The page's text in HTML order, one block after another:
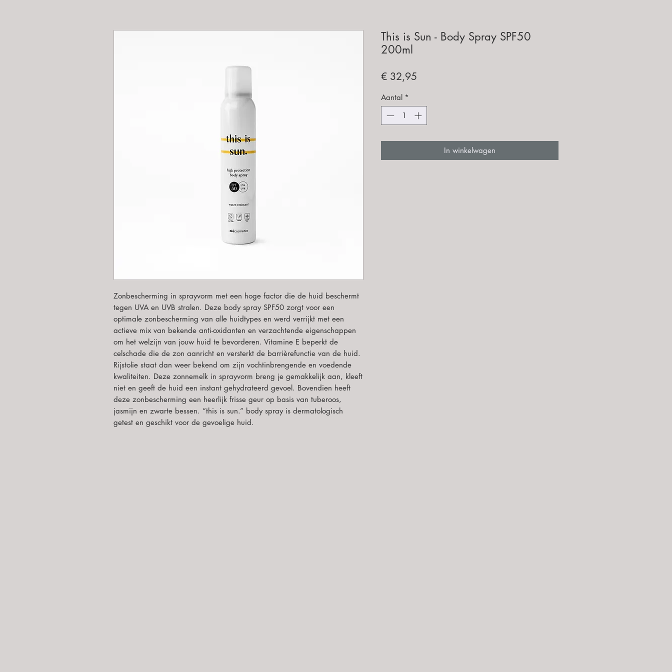
Zonbescherming in sprayvorm met een hoge factor die de huid beschermt
tegen UVA en UVB stralen. Deze body spray SPF50 zorgt voor een
optimale zonbescherming van alle huidtypes en werd verrijkt met een
actieve mix van bekende anti-oxidanten en verzachtende eigenschappen
om het welzijn van jouw huid te bevorderen. Vitamine E beperkt de
celschade die de zon aanricht en versterkt de barrièrefunctie van de huid.
Rijstolie staat dan weer bekend om zijn vochtinbrengende en voedende
kwaliteiten. Deze zonnemelk in sprayvorm breng je gemakkelijk aan, kleeft
niet en geeft de huid een instant gehydrateerd gevoel. Bovendien heeft
deze zonbescherming een heerlijk frisse geur op basis van tuberoos,
jasmijn en zwarte bessen. “this is sun.” body spray is dermatologisch
getest en geschikt voor de gevoelige huid.
This is Sun - Body Spray SPF50
200ml
€ 32,95
Aantal *
In winkelwagen